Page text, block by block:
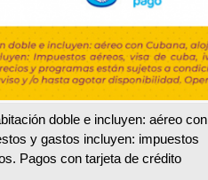
doble e incluyen: aéreo con
y gastos incluyen: impuestos
Pagos con tarjeta de crédito